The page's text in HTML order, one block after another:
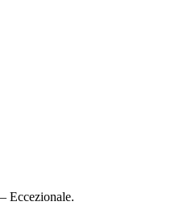
Eccezionale.